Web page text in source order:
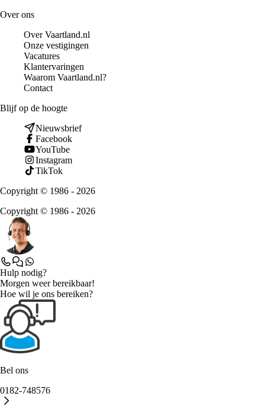
Over ons
Over Vaartland.nl
Onze vestigingen
Vacatures
Klantervaringen
Waarom Vaartland.nl?
Contact
Blijf op de hoogte
Nieuwsbrief
Facebook
YouTube
Instagram
TikTok
Copyright © 1986 - 2026
Copyright © 1986 - 2026
Hulp nodig?
Morgen weer bereikbaar!
Hoe wil je ons bereiken?
Bel ons
0182-748576